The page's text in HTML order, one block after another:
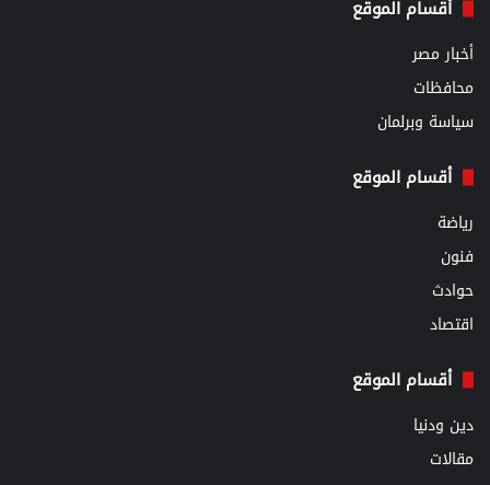
أقسام الموقع
أخبار مصر
محافظات
سياسة وبرلمان
أقسام الموقع
رياضة
فنون
حوادث
اقتصاد
أقسام الموقع
دين ودنيا
مقالات